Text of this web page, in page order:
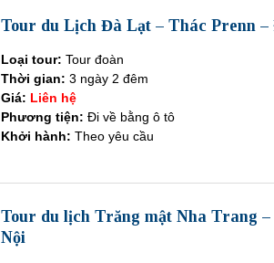
Tour du Lịch Đà Lạt – Thác Prenn
Loại tour: Tour đoàn
Thời gian: 3 ngày 2 đêm
Giá: Liên hệ
Phương tiện: Đi về bằng ô tô
Khởi hành: Theo yêu cầu
Tour du lịch Trăng mật Nha Trang
Nội